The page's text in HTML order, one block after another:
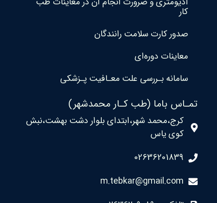
کار
صدور کارت سلامت رانندگان
معاینات دوره‌ای
سامانه بـررسی علت معـافیت پـزشکی
تمـاس باما (طب کـار محمدشهر)
کرج،محمد شهر،ابتدای بلوار دشت بهشت،نبش
کوی یاس
02636201839
m.tebkar@gmail.com